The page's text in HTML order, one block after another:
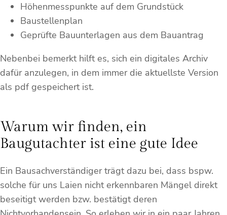
Höhenmesspunkte auf dem Grundstück
Baustellenplan
Geprüfte Bauunterlagen aus dem Bauantrag
Nebenbei bemerkt hilft es, sich ein digitales Archiv
dafür anzulegen, in dem immer die aktuellste Version
als pdf gespeichert ist.
Warum wir finden, ein
Baugutachter ist eine gute Idee
Ein Bausachverständiger trägt dazu bei, dass bspw.
solche für uns Laien nicht erkennbaren Mängel direkt
beseitigt werden bzw. bestätigt deren